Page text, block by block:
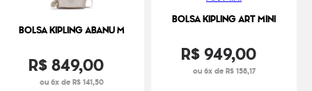
BOLSA KIPLING ABANU M
R$849,00
ou 6x de R$ 141,50
BOLSA KIPLING ART MINI
R$949,00
ou 6x de R$ 158,17